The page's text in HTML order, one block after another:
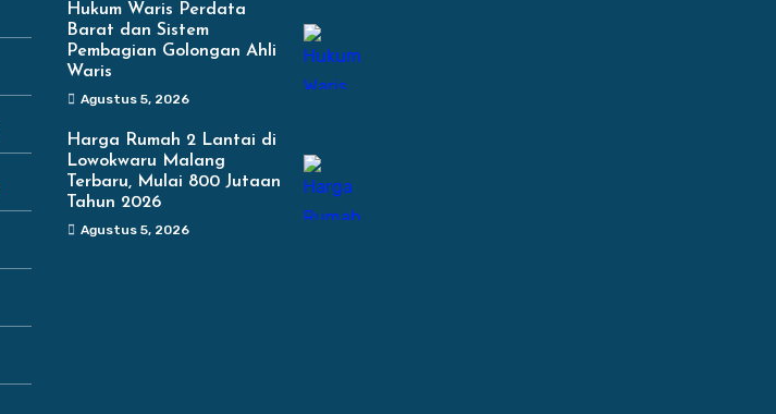
Hukum Waris Perdata
Barat dan Sistem
Pembagian Golongan Ahli
Waris
Agustus 5, 2026
Harga Rumah 2 Lantai di
Lowokwaru Malang
Terbaru, Mulai 800 Jutaan
Tahun 2026
Agustus 5, 2026